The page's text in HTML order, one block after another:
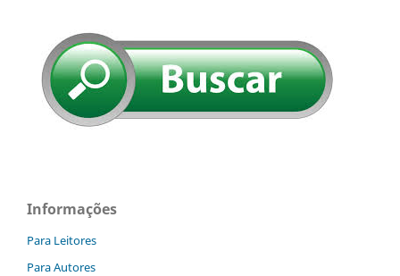
Informações
Para Leitores
Para Autores